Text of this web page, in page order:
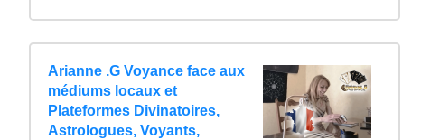
Arianne .G Voyance face aux
médiums locaux et
Plateformes Divinatoires,
Astrologues, Voyants,